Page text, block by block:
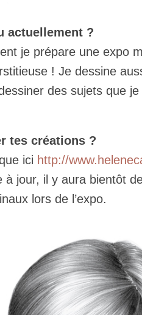
actuellement ?
je prépare une expo
! Je dessine
des sujets que
tes créations ?
ici http://
à jour, il y aura bientôt
lors de l’expo.